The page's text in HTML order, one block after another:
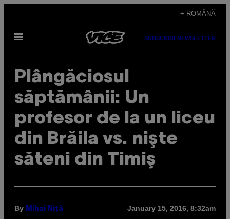
content
+ ROMÂNĂ
Open
SUBSCRIBENEWSLETTER
Plângăciosul
săptămânii: Un
profesor de la un liceu
din Brăila vs. nişte
săteni din Timiş
By Mihai Niță January 15, 2016, 8:32am